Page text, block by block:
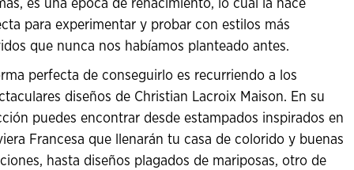
es una época de renacimiento, lo cual la hace
para experimentar y probar con estilos más
que nunca nos habíamos planteado antes.
perfecta de conseguirlo es recurriendo a los
diseños de Christian Lacroix Maison. En su
puedes encontrar desde estampados inspirados en
Francesa que llenarán tu casa de colorido y buenas
hasta diseños plagados de mariposas, otro de
Cerrar ventana
Cerrar ventana